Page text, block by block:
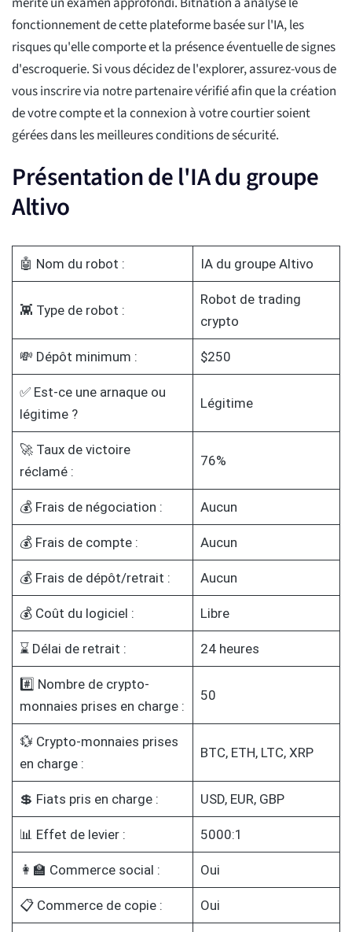
fonctionnement de cette plateforme basée sur l'IA, les
risques qu'elle comporte et la présence éventuelle de signes
d'escroquerie. Si vous décidez de l'explorer, assurez-vous de
vous inscrire via notre partenaire vérifié afin que la création
de votre compte et la connexion à votre courtier soient
gérées dans les meilleures conditions de sécurité.
Présentation de l'IA du groupe
Altivo
🤖 Nom du robot : IA du groupe Altivo
👾 Type de robot :
Robot de trading
crypto
💸 Dépôt minimum : $250
✅ Est-ce une arnaque ou
légitime ?
Légitime
🚀 Taux de victoire
réclamé :
76%
💰 Frais de négociation : Aucun
💰 Frais de compte : Aucun
💰 Frais de dépôt/retrait : Aucun
💰 Coût du logiciel : Libre
⌛ Délai de retrait : 24 heures
#️⃣ Nombre de crypto-
monnaies prises en charge :
50
💱 Crypto-monnaies prises
en charge :
BTC, ETH, LTC, XRP
💲 Fiats pris en charge : USD, EUR, GBP
📊 Effet de levier : 5000:1
👩‍🏫 Commerce social : Oui
📋 Commerce de copie : Oui